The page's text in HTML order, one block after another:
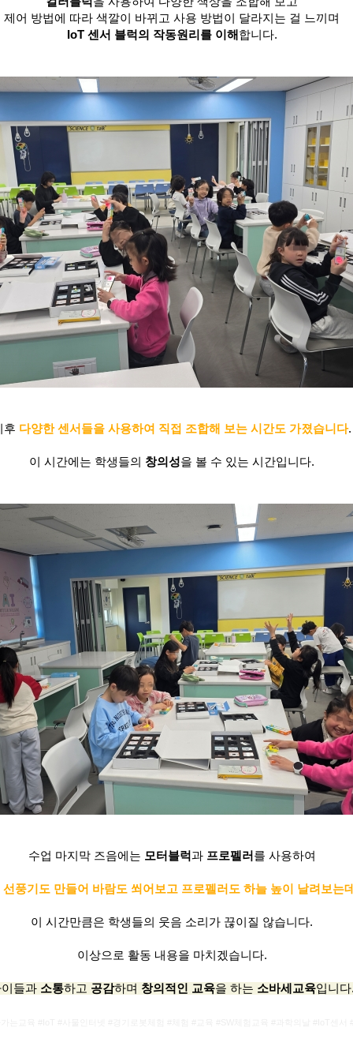
제어 방법에 따라 색깔이 바뀌고 사용 방법이 달라지는 걸 느끼며
IoT 센서 블럭의 작동원리를 이해 합니다.
후 다양한 센서들을 사용하여 직접 조합해 보는 시간도 가졌습니다.
이 시간에는 학생들의 창의성을 볼 수 있는 시간입니다.
수업 마지막 즈음에는 모터블럭과 프로펠러 를 사용하여
선풍기도 만들어 바람도 쐬어보고 프로펠러도 하늘 높이 날려보는
이 시간만큼은 학생들의 웃음 소리가 끊이질 않습니다.
이상으로 활동 내용을 마치겠습니다.
들과 소통하고 공감하며 창의적인 교육을 하는 소바세교육입니다